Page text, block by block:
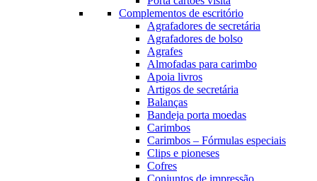
Complementos de escritório
Agrafadores de secretária
Agrafadores de bolso
Agrafes
Almofadas para carimbo
Apoia livros
Artigos de secretária
Balanças
Bandeja porta moedas
Carimbos
Carimbos – Fórmulas especiais
Clips e pioneses
Cofres
Conjuntos de impressão